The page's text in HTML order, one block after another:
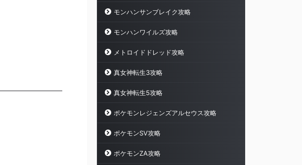
モンハンサンブレイク攻略
モンハンワイルズ攻略
メトロイドドレッド攻略
真女神転生3攻略
真女神転生5攻略
ポケモンレジェンズアルセウス攻略
ポケモンSV攻略
ポケモンZA攻略